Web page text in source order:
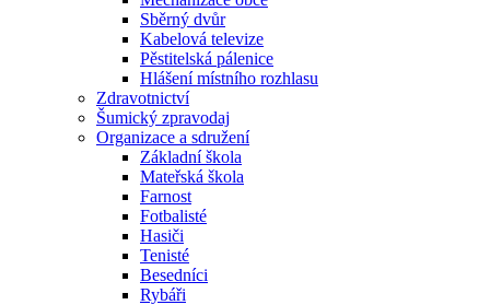
Sběrný dvůr
Kabelová televize
Pěstitelská pálenice
Hlášení místního rozhlasu
Zdravotnictví
Šumický zpravodaj
Organizace a sdružení
Základní škola
Mateřská škola
Farnost
Fotbalisté
Hasiči
Tenisté
Besedníci
Rybáři